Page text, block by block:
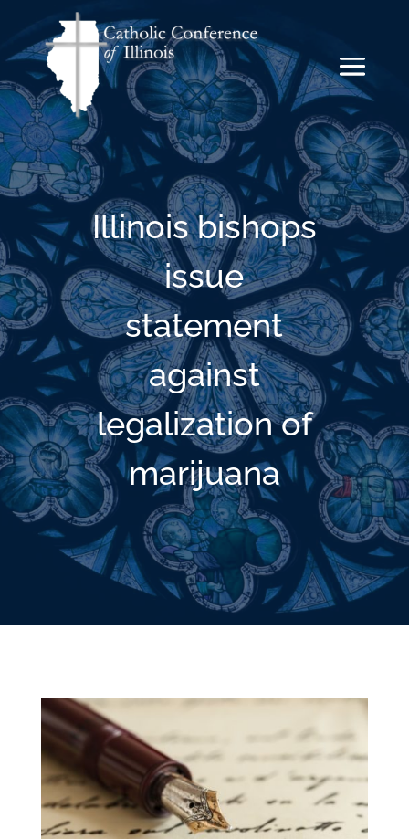
Illinois bishops
issue
statement
against
legalization of
marijuana